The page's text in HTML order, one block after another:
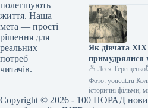
полегшують
життя. Наша
мета — прості
рішення для
реальних
потреб
читачів.
Щоб…
Як дівчата XIX
примудрялися
туалет у
крінолінових
допомоги
Леся Терещенко
Фото: youcut.ru
історичні фільми,
опинитися там:
Copyright © 2026 - 100 ПОРАД